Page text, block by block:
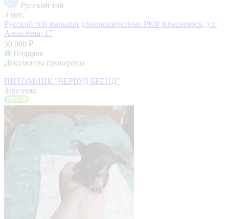
Русский той
3 мес.
Русский той малыши длинношерстные РКФ Красноярск, ул.
Алексеева, 17
50 000 ₽
Подарок
Документы проверены
ПИТОМНИК "ЧЕРВУД БРЕНД"
Заводчик